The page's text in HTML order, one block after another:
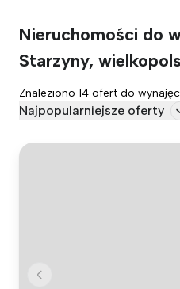
Nieruchomości do
Starzyny,
Znaleziono 14 ofert do
Najpopularniejsze oferty